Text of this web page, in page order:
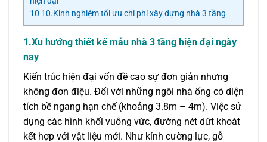
10 10.Kinh nghiệm tối ưu chi phí xây dựng nhà 3 tầng
1.Xu hướng thiết kế mẫu nhà 3 tầng hiện đại ngày
nay
Kiến trúc hiện đại vốn đề cao sự đơn giản nhưng
không đơn điệu. Đối với những ngôi nhà ống có diện
tích bề ngang hạn chế (khoảng 3.8m – 4m). Việc sử
dụng các hình khối vuông vức, đường nét dứt khoát
kết hợp với vật liệu mới. Như kính cường lực, gỗ